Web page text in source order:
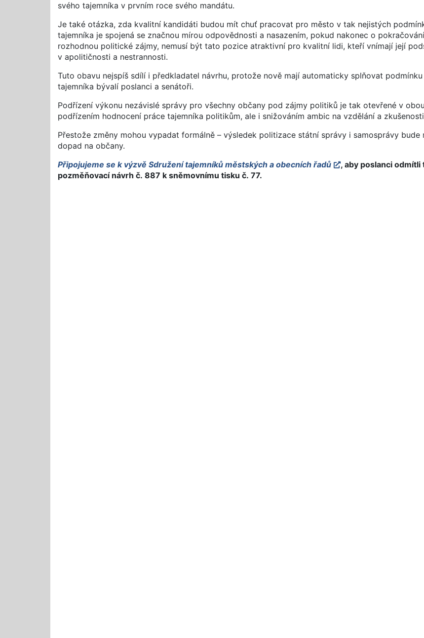
svého tajemníka v prvním roce svého mandátu.
Je také otázka, zda kvalitní kandidáti budou mít chuť pracovat pro město v tak nejistých
tajemníka je spojená se značnou mírou odpovědnosti a nasazením, pokud nakonec o
rozhodnou politické zájmy, nemusí být tato pozice atraktivní pro kvalitní lidi, kteří vnímají její
v apolitičnosti a nestrannosti.
Tuto obavu nejspíš sdílí i předkladatel návrhu, protože nově mají automaticky splňovat
tajemníka bývalí poslanci a senátoři.
Podřízení výkonu nezávislé správy pro všechny občany pod zájmy politiků je tak otevřené v
podřízením hodnocení práce tajemníka politikům, ale i snižováním ambic na vzdělání a
Přestože změny mohou vypadat formálně – výsledek politizace státní správy i samosprávy bude
dopad na občany.
Připojujeme se k výzvě Sdružení tajemníků městských a obecních řadů
, aby poslanci odmítli
pozměňovací návrh č. 887 k sněmovnímu tisku č. 77.